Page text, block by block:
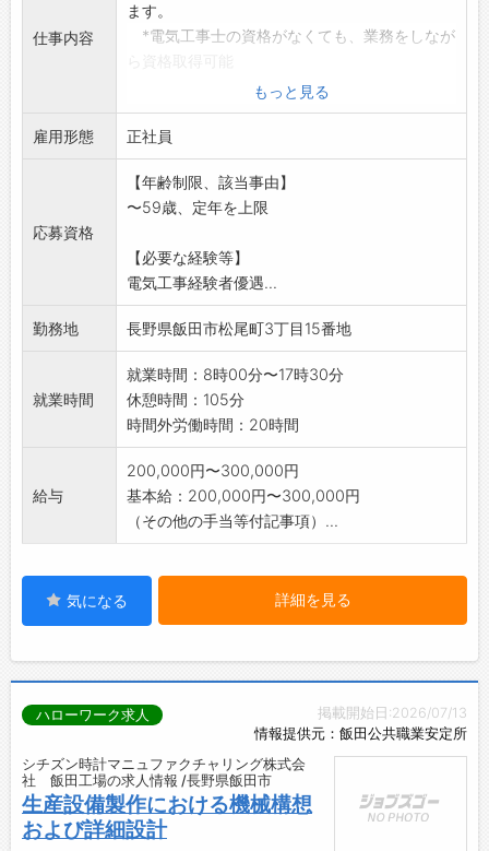
仕事内容
ます。
*電気工事士の資格がなくても、業務をしなが
*施工エリアは、飯田、伊那地区がメインとな
ります。
※業務の変更範囲:原則なし
もっと見る
雇用形態 正社員
応募資格
【年齢制限、該当事由】
〜59歳、定年を上限
【必要な経験等】
電気工事経験者優遇...
勤務地 長野県飯田市松尾町3丁目15番地
就業時間
就業時間：8時00分〜17時30分
休憩時間：105分
時間外労働時間：20時間
給与
200,000円〜300,000円
基本給：200,000円〜300,000円
（その他の手当等付記事項）...
気になる 詳細を見る
掲載開始日:2026/07/13
情報提供元：飯田公共職業安定所
ハローワーク求人
シチズン時計マニュファクチャリング株式会
社 飯田工場の求人情報 /長野県飯田市
生産設備製作における機械構想
および詳細設計